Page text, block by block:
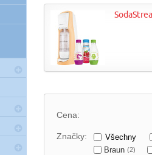
Cena:
Značky:
Všechny
Braun (2)